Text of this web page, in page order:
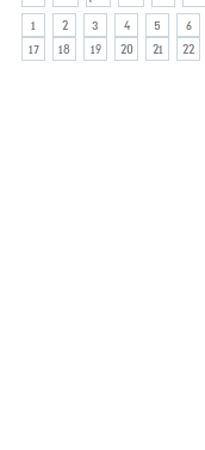
1
2 3 4 5 6
17
18 19 20 21 22